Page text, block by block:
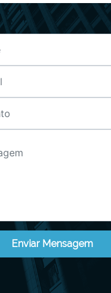
Enviar Mensagem